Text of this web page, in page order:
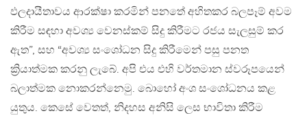
ඵලදායීතාවය ආරක්ෂා කරමින් පනතේ අහිතකර බලපෑම් අවම
කිරීම සඳහා අවශ්‍ය වෙනස්කම් සිදු කිරීමට රජය සැලසුම් කර
ඇත”, සහ “අවශ්‍ය සංශෝධන සිදු කිරීමෙන් පසු පනත
ක්‍රියාත්මක කරනු ලැබේ. අපි එය එහි වර්තමාන ස්වරූපයෙන්
බලාත්මක නොකරන්නෙමු. බොහෝ අංශ සංශෝධනය කළ
යුතුය. කෙසේ වෙතත්, නිදහස අනිසි ලෙස භාවිතා කිරීම